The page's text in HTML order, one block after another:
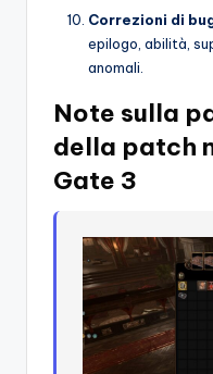
Correzioni di
epilogo, abilità,
anomali.
Note sulla
della patch
Gate 3